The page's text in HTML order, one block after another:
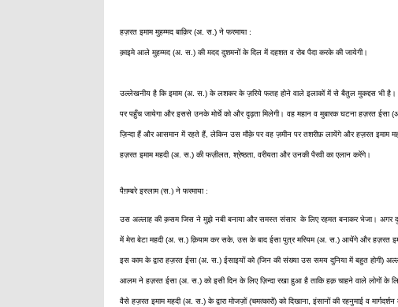
हज़रत इमाम मुहम्मद बाक़िर (अ. स.) ने फरमाया :
क़ाइमे आले मुहम्मद (अ. स.) की मदद दुशमनों के दिल में दहशत व रोब पैदा करके की जायेगी।
उल्लेखनीय है कि इमाम (अ. स.) के लशकर के ज़रिये फतह होने वाले इलाकों में से बैतुल मुकद्दस भी है।
पर पहुँच जायेगा और इससे उनके मोर्चे को और दृढ़ता मिलेगी। वह महान व मुबारक घटना हज़रत
ज़िन्दा हैं और आसमान में रहते हैं, लेकिन उस मौक़े पर वह ज़मीन पर तशरीफ़ लायेंगे और हज़रत
हज़रत इमाम महदी (अ. स.) की फज़ीलत, श्रेष्ठता, वरीयता और उनकी पैरवी का एलान करेंगे।
पैग़म्बरे इस्लाम (स.) ने फरमाया :
उस अल्लाह की क़सम जिस ने मुझे नबी बनाया और समस्त संसार के लिए रहमत बनाकर भेजा। अगर
में मेरा बेटा महदी (अ. स.) क़ियाम कर सके, उस के बाद ईसा पुत्र मरियम (अ. स.) आयेंगे और हज़रत
इस काम के द्वारा हज़रत ईसा (अ. स.) ईसाइयों को (जिन की संख्या उस समय दुनिया में बहुत होगी)
आलम ने हज़रत ईसा (अ. स.) को इसी दिन के लिए ज़िन्दा रखा हुआ है ताकि हक़ चाहने वाले लोगों के
वैसे हज़रत इमाम महदी (अ. स.) के द्वारा मोजज़ों (चमत्कारों) को दिखाना, इंसानों की रहनुमाई व